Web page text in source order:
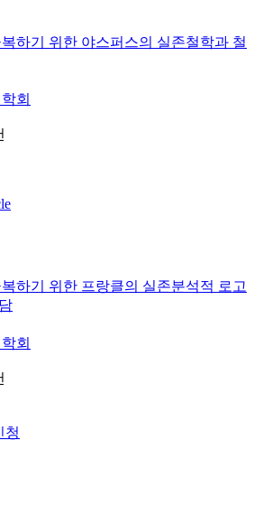
하기 위한 야스퍼스의 실존철학과 철
회
하기 위한 프랑클의 실존분석적 로고
회
청